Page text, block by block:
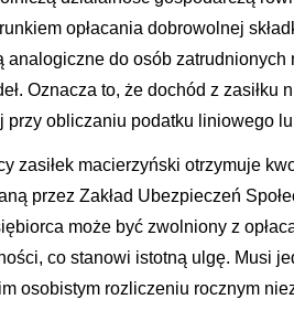
opłacania dobrowolnej
do osób zatrudnionych
Oznacza to, że dochód z zasiłku
przy obliczaniu podatku liniowego
zasiłek macierzyński otrzymuje
przez Zakład Ubezpieczeń
może być zwolniony z
co stanowi istotną ulgę. Musi
osobistym rozliczeniu rocznym